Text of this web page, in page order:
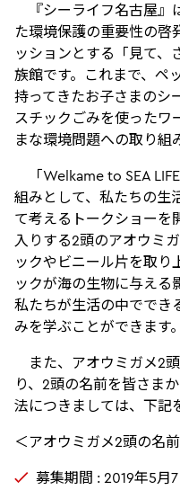
『シーライフ名古屋』
た環境保護の重要性の啓
ッションとする「見て、
族館です。これまで、ペ
持ってきたお子さまのシ
スチックごみを使ったワ
まな環境問題への取り組
「Welkame to SEA
組みとして、私たちの生
て考えるトークショーを
入りする2頭のアオウミ
ックやビニール片を取り
ックが海の生物に与える
私たちが生活の中ででき
みを学ぶことができます。
また、アオウミガメ2
り、2頭の名前を皆さ
法につきましては、下記
＜アオウミガメ2頭の名
募集期間 : 2019年5月